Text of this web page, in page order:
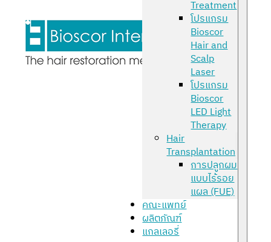
Treatment
โปรแกรม
Bioscor
Hair and
Scalp
Laser
โปรแกรม
Bioscor
LED Light
Therapy
Hair
Transplantation
การปลูกผม
แบบไร้รอย
แผล (FUE)
คณะแพทย์
ผลิตภัณฑ์
แกลเลอรี่